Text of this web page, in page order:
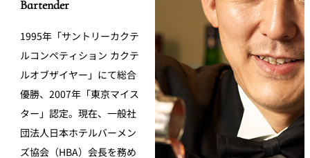
Bartender
1995年「サントリーカクテ
ルコンペティション カクテ
ルオブザイヤー」にて総合
優勝、2007年「東京マイス
ター」認定。現在、一般社
団法人日本ホテルバーメン
ズ協会（HBA）会長を務め